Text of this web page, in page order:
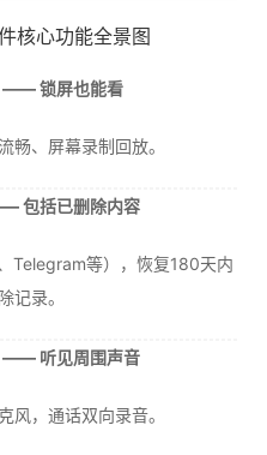
核心功能全景图
—— 锁屏也能看
畅、屏幕录制回放。
包括已删除内容
Telegram等），恢复180天内
记录。
—— 听见周围声音
风，通话双向录音。